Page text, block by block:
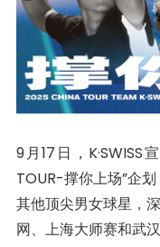
9月17日，K·SWISS
TOUR-撑你上场”企
其他顶尖男女球星，
网、上海大师赛和武